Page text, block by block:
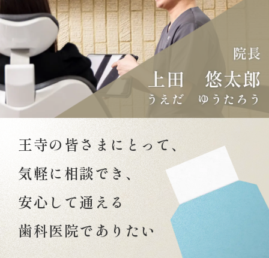
王寺の皆さまにとって、
気軽に相談でき、
安心して通える
歯科医院でありたい